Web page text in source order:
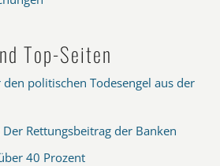
Top-Seiten
politischen Todesengel aus der
Rettungsbeitrag der Banken
40 Prozent